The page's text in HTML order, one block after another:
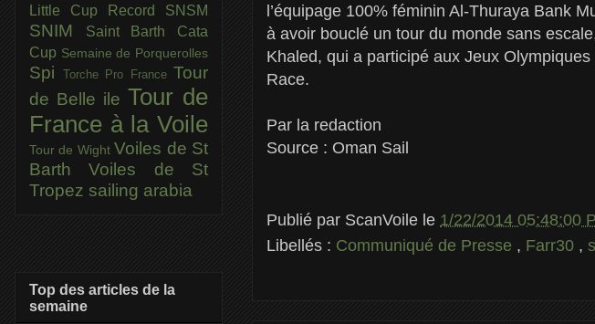
l’équipage 100% féminin Al-Thuraya Bank
à avoir bouclé un tour du monde sans
Khaled, qui a participé aux Jeux
Race.
Par la redaction
Source : Oman Sail
Publié par ScanVoile le 1/22/2014 05:48:00
Libellés : Communiqué de Presse , Farr30 ,
Little Cup Record SNSM
SNIM
Saint Barth Cata
Cup Semaine de Porquerolles
Spi Torche Pro France Tour
de Belle ile Tour de
France à la Voile
Tour de Wight Voiles de St
BarthVoiles de St
Tropez sailing arabia
Top des articles de la
semaine